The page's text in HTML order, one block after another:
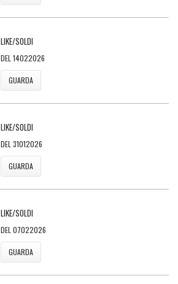
LIKE/SOLDI
DEL 14022026
GUARDA
LIKE/SOLDI
DEL 31012026
GUARDA
LIKE/SOLDI
DEL 07022026
GUARDA